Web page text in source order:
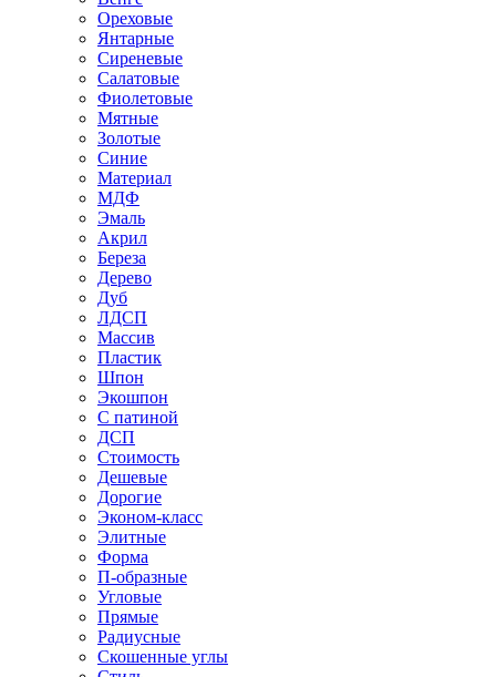
Ореховые
Янтарные
Сиреневые
Салатовые
Фиолетовые
Мятные
Золотые
Синие
Материал
МДФ
Эмаль
Акрил
Береза
Дерево
Дуб
ЛДСП
Массив
Пластик
Шпон
Экошпон
С патиной
ДСП
Стоимость
Дешевые
Дорогие
Эконом-класс
Элитные
Форма
П-образные
Угловые
Прямые
Радиусные
Скошенные углы